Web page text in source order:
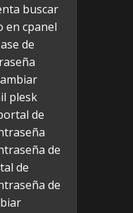
buscar
en cpanel
de
plesk
de
de
de
de